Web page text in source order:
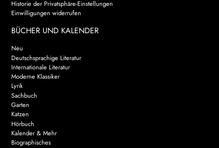
Historie der Privatsphäre-Einstellungen
Einwilligungen widerrufen
BÜCHER UND KALENDER
Neu
Deutschsprachige Literatur
Internationale Literatur
Moderne Klassiker
Lyrik
Sachbuch
Garten
Katzen
Hörbuch
Kalender & Mehr
Biographisches